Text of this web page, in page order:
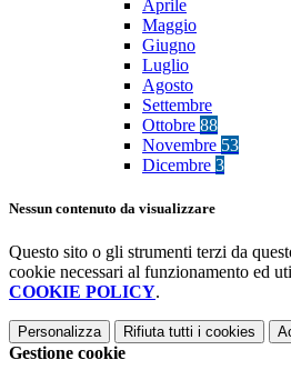
Aprile
Maggio
Giugno
Luglio
Agosto
Settembre
Ottobre 88
Novembre 53
Dicembre 3
Nessun contenuto da visualizzare
Questo sito o gli strumenti terzi da
cookie necessari al funzionamento ed
COOKIE POLICY.
Personalizza Rifiuta tutti i cookies
Gestione cookie